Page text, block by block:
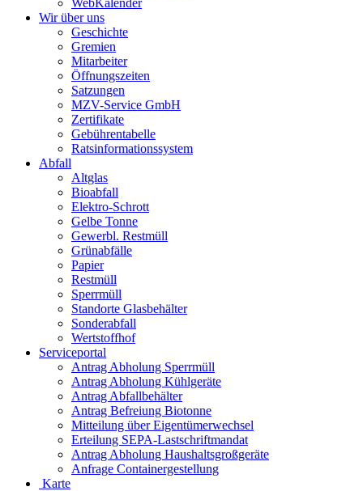
Wir über uns
Geschichte
Gremien
Mitarbeiter
Öffnungszeiten
Satzungen
MZV-Service GmbH
Zertifikate
Gebührentabelle
Ratsinformationssystem
Abfall
Altglas
Bioabfall
Elektro-Schrott
Gelbe Tonne
Gewerbl. Restmüll
Grünabfälle
Papier
Restmüll
Sperrmüll
Standorte Glasbehälter
Sonderabfall
Wertstoffhof
Serviceportal
Antrag Abholung Sperrmüll
Antrag Abholung Kühlgeräte
Antrag Abfallbehälter
Antrag Befreiung Biotonne
Mitteilung über Eigentümerwechsel
Erteilung SEPA-Lastschriftmandat
Antrag Abholung Haushaltsgroßgeräte
Anfrage Containergestellung
Karte